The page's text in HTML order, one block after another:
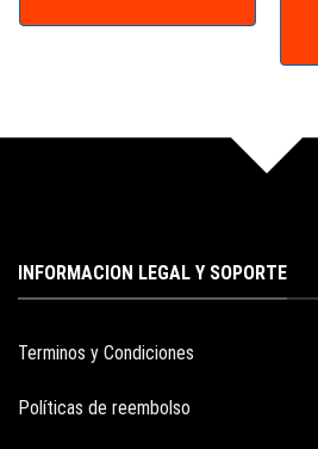
INFORMACION LEGAL Y SOPORTE
Terminos y Condiciones
Políticas de reembolso